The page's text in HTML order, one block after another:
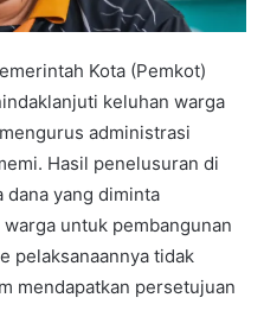
Kota (Pemkot)
keluhan warga
administrasi
Hasil penelusuran di
dana yang diminta
untuk pembangunan
pelaksanaannya tidak
mendapatkan persetujuan